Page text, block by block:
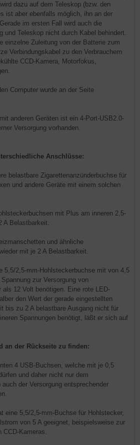
dazu auf dem Teleskop (bzw. den
ist aber ebenfalls möglich, ihn an der
im ersten Fall wird auch die
und Teleskop nicht durch Kabel behindert.
einzelne Zuleitung von der Batterie zum
Verbindungskabel zu den Verbrauchern
CCD-Kamera, Motorfokus,
Computer wurde an der Seite
anderen Geräten ist ein 4-Port-USB2.0-
Versorgung vorhanden.
Anschlüsse:
belastbare Zigarettenanzünderbuchse für
und andere Geräte mit einem solchen
mit Plus am inneren 2,5-
A Belastbarkeit.
und ähnliche
mit je 2 A Belastbarkeit.
5,5/2,5-mm-Hohlsteckerbuchse mit von 4,5
zur Versorgung von
als 12 Volt benötigen. Eine rote LED-
den Wert der gerade eingestellten
bis zu 2 A belastbare Ausgang nicht für
Spannungen benötigt, läßt er sich auf
an der Rückseite zu finden:
4 USB-Buchsen, welche mit je 0,5
und daher nicht nur dem
der Versorgung entsprechender
eine 5,5/2,5-mm-Buchse für Hohlstecker,
von 5 A geeignet, beispielsweise zur
CCD-Kameras.